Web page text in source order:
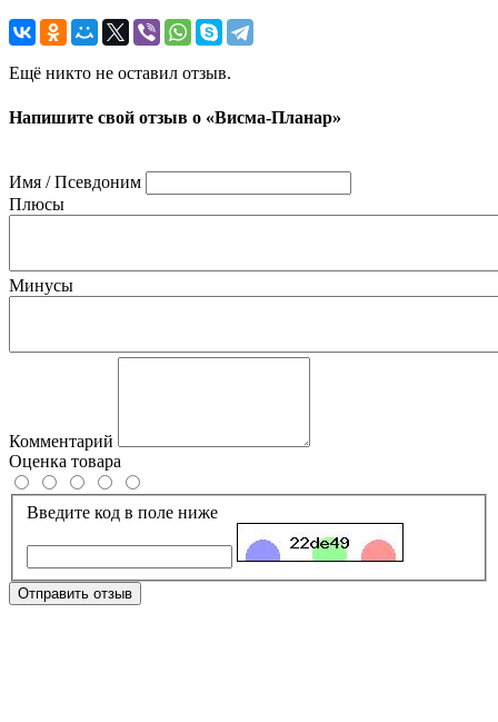
Ещё никто не оставил отзыв.
Напишите свой отзыв о «Висма-Планар»
Имя / Псевдоним
Плюсы
Минусы
Комментарий
Оценка товара
Введите код в поле ниже
Отправить отзыв